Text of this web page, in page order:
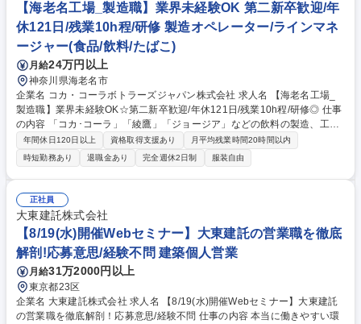
【海老名工場_製造職】業界未経験OK 第二新卒歓迎/年
休121日/残業10h程/研修 製造オペレーター/ラインマネ
ージャー(食品/飲料/たばこ)
月給24万円以上
神奈川県海老名市
企業名 コカ・コーラボトラーズジャパン株式会社 求人名 【海老名工場_
製造職】業界未経験OK☆第二新卒歓迎/年休121日/残業10h程/研修◎ 仕事
の内容 「コカ･コーラ」「綾鷹」「ジョージア」などの飲料の製造、工場
運営を担っていただきます。安全性･高品質･効率･働きやすい環境づくり
等、自身が興味あるプロジェクトにも参画し、主体的に運営に携われま
す。 ＜具体的には＞ ■自社製品製造時における規格管理 ■省人化,自働化の
進む最新機器を始めとした製造ラインの運転管理,品種毎の調整,メンテナ
ンス業務 ■生産効率やエネルギー効率向上に向けた改善活動,設備の検討や
改造のリード ■新製品開発や新技術導入時の商業生産化に向けた製造技術
の構築及び検証 ■各機械毎に頻度に準じた点検･整備の実施 ■プログラムに
準じたサニテーション(洗浄)の実施,生産設備の維持管理 募集職種 【海老
名工場_製造職】業界未経験OK☆第二新卒歓迎/年休121日/残業10h程/研
修◎
年間休日120日以上 資格取得支援あり
月平均残業時間20時間以内
時短勤務あり
退職金あり 完全週休2日制 服装自由
正社員
大東建託株式会社
【8/19(水)開催Webセミナー】大東建託の営業職を徹底
解剖!応募意思/経験不問 建築個人営業
月給31万2000円以上
東京都23区
企業名 大東建託株式会社 求人名 【8/19(水)開催Webセミナー】大東建託
の営業職を徹底解剖！応募意思/経験不問 仕事の内容 本当に働きやすい環